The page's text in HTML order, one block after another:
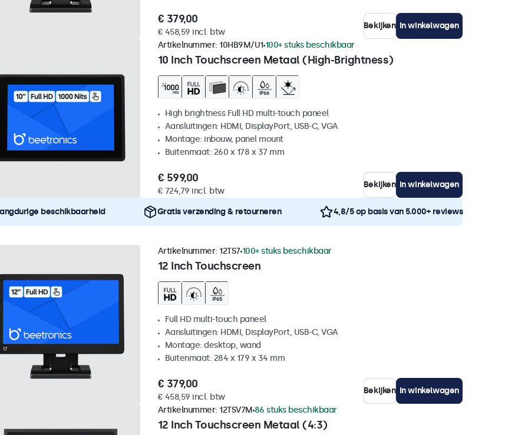
€ 379,00
€ 458,59 incl. btw
Bekijken In winkelwagen
10 Inch Touchscreen Metaal (High-Brightness)
Artikelnummer: 10HB9M/U1 100+ stuks beschikbaar
High brightness Full HD multi-touch paneel
Aansluitingen: HDMI, DisplayPort, USB-C, VGA
Montage: inbouw, panel mount
Buitenmaat: 260 x 178 x 37 mm
€ 599,00
€ 724,79 incl. btw
Bekijken In winkelwagen
beschikbaarheid Gratis verzending & retourneren 4,8/5 op basis van 5.000+ reviews
12 Inch Touchscreen
Artikelnummer: 12TS7 100+ stuks beschikbaar
Full HD multi-touch paneel
Aansluitingen: HDMI, DisplayPort, USB-C, VGA
Montage: desktop, wand
Buitenmaat: 284 x 179 x 34 mm
€ 379,00
€ 458,59 incl. btw
Bekijken In winkelwagen
12 Inch Touchscreen Metaal (4:3)
Artikelnummer: 12TSV7M 86 stuks beschikbaar